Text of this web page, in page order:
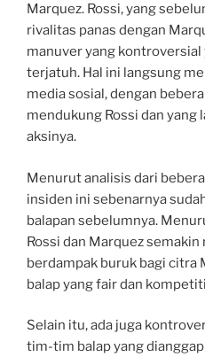
Marquez. Rossi, yang
rivalitas panas dengan
manuver yang
terjatuh. Hal ini langsung
media sosial, dengan
mendukung Rossi dan yang
aksinya.
Menurut analisis dari
insiden ini sebenarnya
balapan sebelumnya.
Rossi dan Marquez
berdampak buruk bagi citra
balap yang fair dan
Selain itu, ada juga
tim-tim balap yang